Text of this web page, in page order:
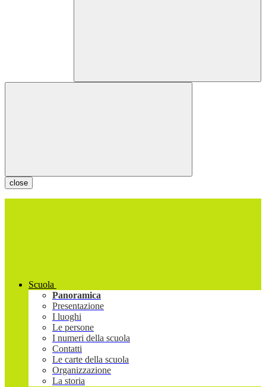
close
Scuola
Panoramica
Presentazione
I luoghi
Le persone
I numeri della scuola
Contatti
Le carte della scuola
Organizzazione
La storia